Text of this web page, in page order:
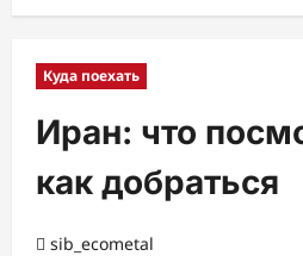
Куда поехать
Иран: что
как добраться
sib_ecometal